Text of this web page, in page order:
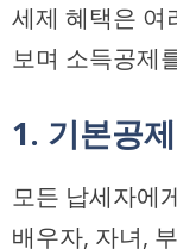
세제 혜택은 여
보며 소득공제
1. 기본공제
모든 납세자에
배우자, 자녀,